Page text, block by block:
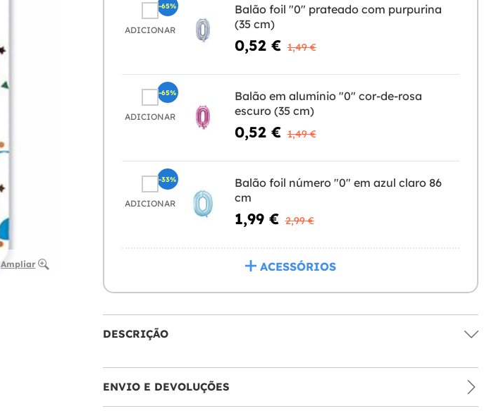
Ampliar
ADICIONAR
Balão foil "0" prateado com purpurina
(35 cm)
0,52 € 1,49 €
-65%
ADICIONAR
Balão em alumínio "0" cor-de-rosa
escuro (35 cm)
0,52 € 1,49 €
-65%
ADICIONAR
Balão foil número "0" em azul claro 86
cm
1,99 € 2,99 €
-33%
ACESSÓRIOS
DESCRIÇÃO
ENVIO E DEVOLUÇÕES